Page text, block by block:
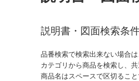
説明書・図面検索条
品番検索で検索出来ない場合
カテゴリから商品を検索し、
商品名はスペースで区切るこ